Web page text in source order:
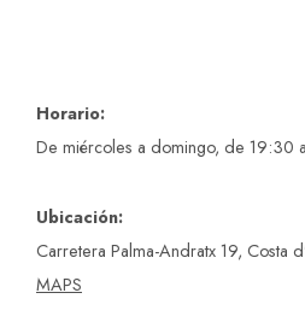
Horario:
De miércoles a domingo, de 19:30
Ubicación:
Carretera Palma-Andratx 19, Costa
MAPS